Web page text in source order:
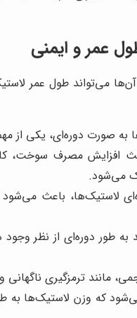
عمر و ایمنی
می‌تواند طول عمر
به صورت دوره‌ای، یکی از
افزایش مصرف سوخت،
می‌شود.
به طور دوره‌ای از نظر
مانند ترمزگیری
که وزن لاستیک‌ها به